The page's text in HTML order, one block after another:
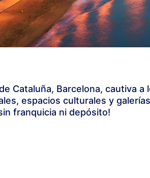
Cataluña, Barcelona, ​​cautiva
espacios culturales y
franquicia ni depósito!